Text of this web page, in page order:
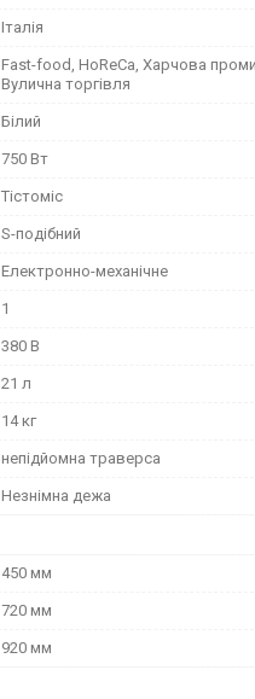
Італія
Fast-food, HoReCa, Харчова
Вулична торгівля
Білий
750 Вт
Тістоміс
S-подібний
Електронно-механічне
1
380 В
21 л
14 кг
непідйомна траверса
Незнімна дежа
450 мм
720 мм
920 мм